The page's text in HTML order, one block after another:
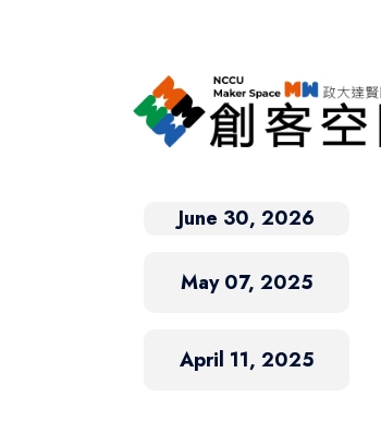
June 30, 2026
May 07, 2025
April 11, 2025